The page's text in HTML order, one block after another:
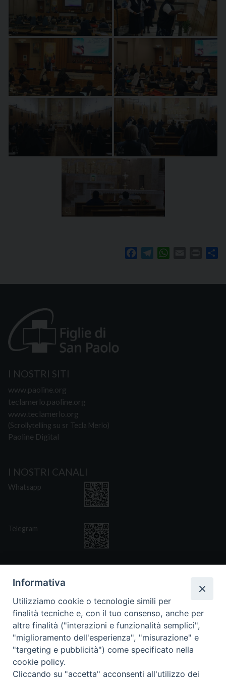
FacebookTelegram Print
I NOSTRI SITI
www.paoline.org
teclamerlo.paoline.org
www.teclamerlo.org
(Scrollytelling su sr Tecla Merlo)
Paoline Digital
I NOSTRI CANALI
Whatsapp
Telegram
CONTATTI
Via San Giovanni Eudes 25, Roma
fsp@paoline.org
- Privacy Policy
- Cookie Policy
Informativa
Utilizziamo cookie o tecnologie simili per
finalità tecniche e, con il tuo consenso, anche per
altre finalità ("interazioni e funzionalità semplici",
"miglioramento dell'esperienza", "misurazione" e
"targeting e pubblicità") come specificato nella
cookie policy.
Cliccando su "accetta" acconsenti all'utilizzo dei